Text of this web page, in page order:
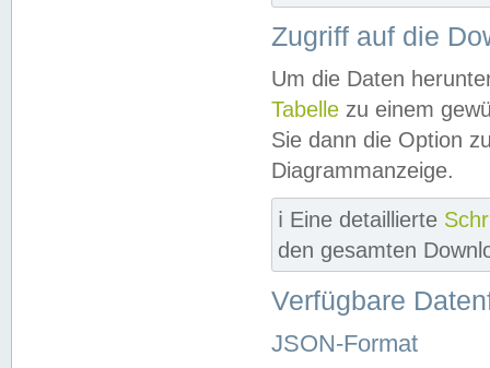
Zugriff auf die
Um die Daten
Tabelle zu einem
Sie dann die Option
Diagrammanzeige.
ℹ️ Eine detaillierte
den gesamten
Verfügbare
JSON-Format